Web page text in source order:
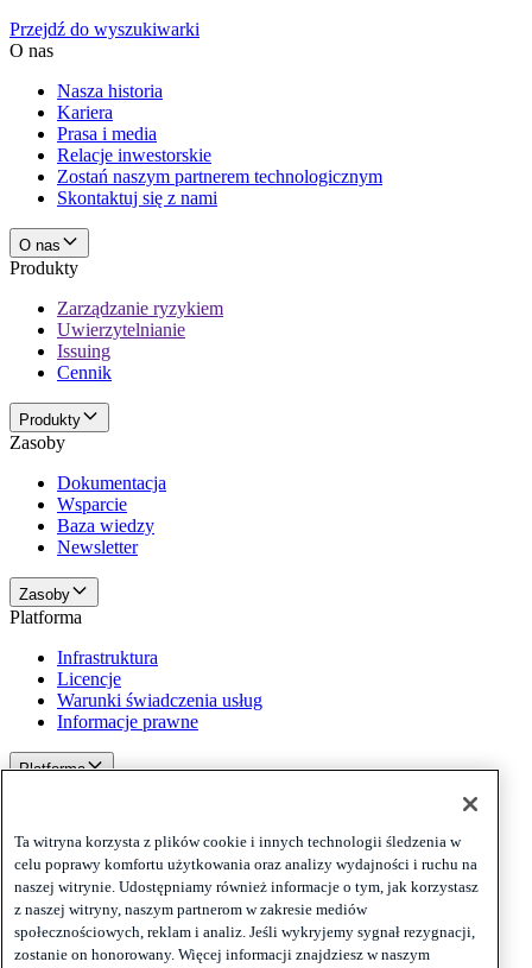
Przejdź do wyszukiwarki
O nas
Nasza historia
Kariera
Prasa i media
Relacje inwestorskie
Zostań naszym partnerem technologicznym
Skontaktuj się z nami
O nas
Produkty
Zarządzanie ryzykiem
Uwierzytelnianie
Issuing
Cennik
Produkty
Zasoby
Dokumentacja
Wsparcie
Baza wiedzy
Newsletter
Zasoby
Platforma
Infrastruktura
Licencje
Warunki świadczenia usług
Informacje prawne
Platforma
Privacy
Cookies
Disclaimer
Polityki i zastrzeżenia
Zapisz się do naszego newslettera
Zapisz się do naszego
Ta witryna korzysta z plików cookie i innych technologii śledzenia w
celu poprawy komfortu użytkowania oraz analizy wydajności i ruchu na
naszej witrynie. Udostępniamy również informacje o tym, jak korzystasz
z naszej witryny, naszym partnerom w zakresie mediów
społecznościowych, reklam i analiz. Jeśli wykryjemy sygnał rezygnacji,
zostanie on honorowany. Więcej informacji znajdziesz w naszym